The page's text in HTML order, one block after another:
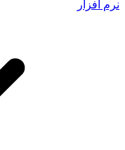
نرم افزار